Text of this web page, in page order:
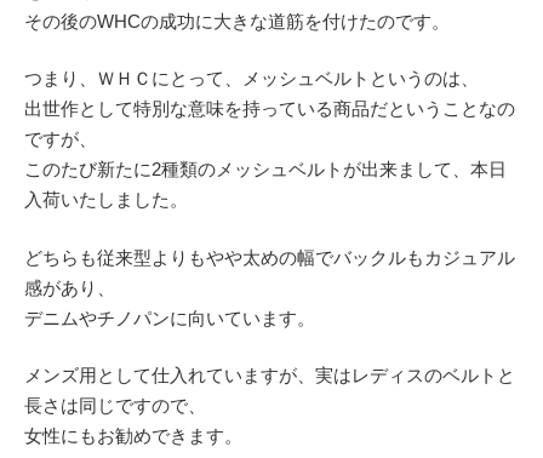
その後のWHCの成功に大きな道筋を付けたのです。
つまり、ＷＨＣにとって、メッシュベルトというのは、
出世作として特別な意味を持っている商品だということなの
ですが、
このたび新たに2種類のメッシュベルトが出来まして、本日
入荷いたしました。
どちらも従来型よりもやや太めの幅でバックルもカジュアル
感があり、
デニムやチノパンに向いています。
メンズ用として仕入れていますが、実はレディスのベルトと
長さは同じですので、
女性にもお勧めできます。